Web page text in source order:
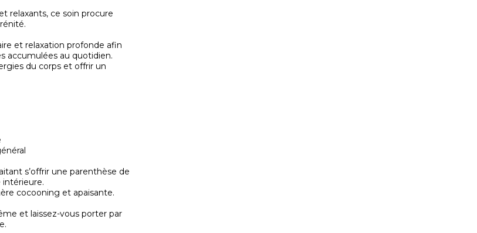
relaxants, ce soin procure
et relaxation profonde afin
accumulées au quotidien.
du corps et offrir un
s’offrir une parenthèse de
cocooning et apaisante.
et laissez-vous porter par